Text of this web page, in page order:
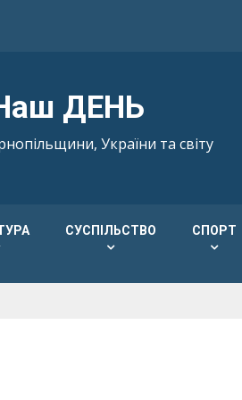
ДЕНЬ
України та світу
СУСПІЛЬСТВО СПОРТ